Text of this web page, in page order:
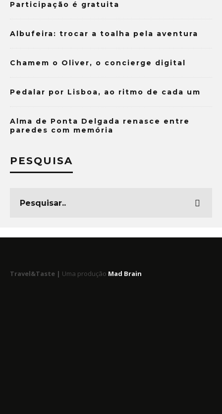
Participação é gratuita
Albufeira: trocar a toalha pela aventura
Chamem o Oliver, o concierge digital
Pedalar por Lisboa, ao ritmo de cada um
Alma de Ponta Delgada renasce entre
paredes com memória
PESQUISA
Travel&Taste | Uma produção Mad Brain